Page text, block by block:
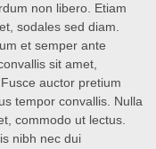
non libero. Etiam
sodales sed diam.
et semper ante
sit amet,
auctor pretium
tempor convallis. Nulla
commodo ut lectus.
nibh nec dui